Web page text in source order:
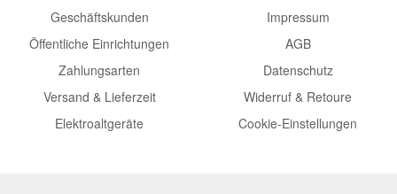
Geschäftskunden
Öffentliche Einrichtungen
Zahlungsarten
Versand & Lieferzeit
Elektroaltgeräte
Impressum
AGB
Datenschutz
Widerruf & Retoure
Cookie-Einstellungen